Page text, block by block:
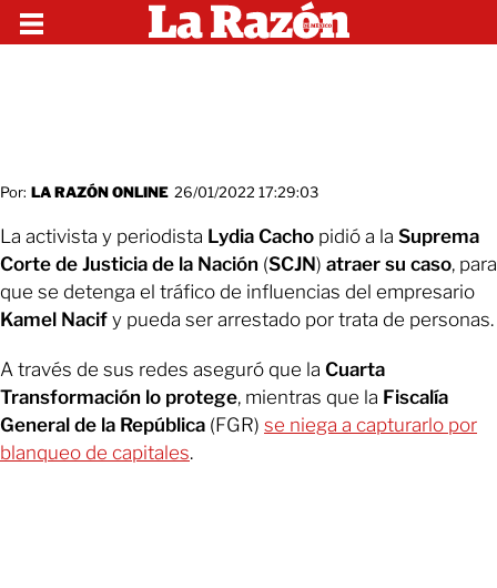
Por: LA RAZÓN ONLINE 26/01/2022 17:29:03
La activista y periodista Lydia Cacho pidió a la Suprema
Corte de Justicia de la Nación (SCJN) atraer su caso, para
que se detenga el tráfico de influencias del empresario
Kamel Nacif y pueda ser arrestado por trata de personas.
A través de sus redes aseguró que la Cuarta
Transformación lo protege, mientras que la Fiscalía
General de la República (FGR) se niega a capturarlo por
blanqueo de capitales.